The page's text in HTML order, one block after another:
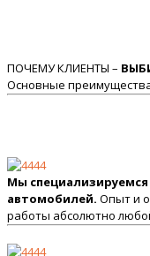
ПОЧЕМУ КЛИЕНТЫ –
Основные
Мы
автомобилей. Опыт и
работы абсолютно